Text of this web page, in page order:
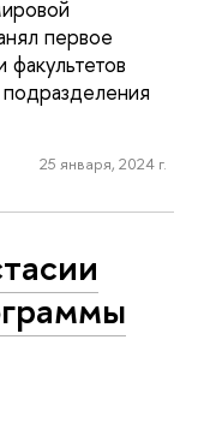
первое
25 января, 2024 г.